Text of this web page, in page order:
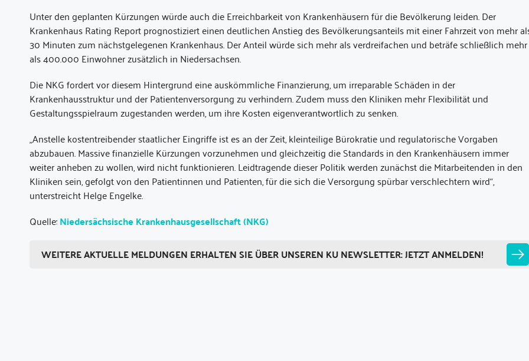
Unter den geplanten Kürzungen würde auch die Erreichbarkeit von Krankenhäusern für die Bevölkerung leiden. Der
Krankenhaus Rating Report prognostiziert einen deutlichen Anstieg des Bevölkerungsanteils mit einer Fahrzeit von mehr
30 Minuten zum nächstgelegenen Krankenhaus. Der Anteil würde sich mehr als verdreifachen und beträfe schließlich mehr
als 400.000 Einwohner zusätzlich in Niedersachsen.
Die NKG fordert vor diesem Hintergrund eine auskömmliche Finanzierung, um irreparable Schäden in der
Krankenhausstruktur und der Patientenversorgung zu verhindern. Zudem muss den Kliniken mehr Flexibilität und
Gestaltungsspielraum zugestanden werden, um ihre Kosten eigenverantwortlich zu senken.
„Anstelle kostentreibender staatlicher Eingriffe ist es an der Zeit, kleinteilige Bürokratie und regulatorische Vorgaben
abzubauen. Massive finanzielle Kürzungen vorzunehmen und gleichzeitig die Standards in den Krankenhäusern immer
weiter anheben zu wollen, wird nicht funktionieren. Leidtragende dieser Politik werden zunächst die Mitarbeitenden in den
Kliniken sein, gefolgt von den Patientinnen und Patienten, für die sich die Versorgung spürbar verschlechtern wird“,
unterstreicht Helge Engelke.
Quelle:Niedersächsische Krankenhausgesellschaft (NKG)
WEITERE AKTUELLE MELDUNGEN ERHALTEN SIE ÜBER UNSEREN KU NEWSLETTER: JETZT ANMELDEN!